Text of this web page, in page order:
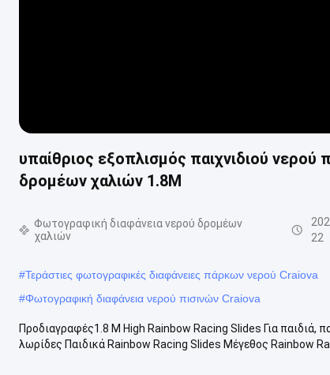
υπαίθριος εξοπλισμός παιχνιδιού
δρομέων χαλιών 1.8M
Φωτογραφική διαφάνεια νερού δρομέων
χαλιών
22
#Τεράστιες φωτογραφικές διαφάνειες πάρκων νερού Craiova
#Φωτογραφική διαφάνεια νερού πισινών Craiova
Προδιαγραφές1.8 M High Rainbow Racing Slides Για παιδιά,
λωρίδες Παιδικά Rainbow Racing Slides Μέγεθος Rainbow